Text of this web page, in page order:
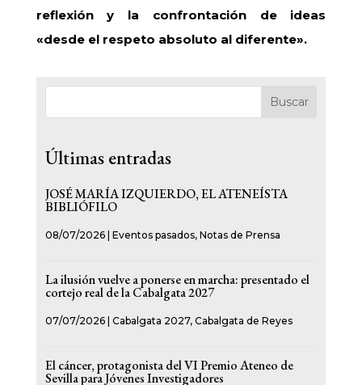
reflexión y la confrontación de ideas
«desde el respeto absoluto al diferente».
Buscar
Últimas entradas
JOSÉ MARÍA IZQUIERDO, EL ATENEÍSTA
BIBLIÓFILO
08/07/2026| Eventos pasados, Notas de Prensa
La ilusión vuelve a ponerse en marcha: presentado el
cortejo real de la Cabalgata 2027
07/07/2026| Cabalgata 2027, Cabalgata de Reyes
El cáncer, protagonista del VI Premio Ateneo de
Sevilla para Jóvenes Investigadores